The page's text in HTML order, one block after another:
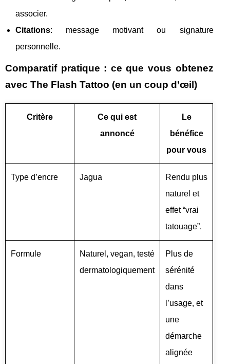
associer.
Citations: message motivant ou signature
personnelle.
Comparatif pratique : ce que vous obtenez
avec The Flash Tattoo (en un coup d’œil)
Critère
Ce qui est
annoncé
Le
bénéfice
pour vous
Type d’encre Jagua
Rendu plus
naturel et
effet “vrai
tatouage”.
Formule
Naturel, vegan, testé
dermatologiquement
Plus de
sérénité
dans
l’usage, et
une
démarche
alignée